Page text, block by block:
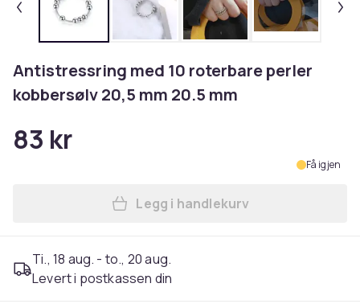
Antistressring med 10 roterbare perler
kobbersølv 20,5 mm 20.5 mm
83 kr
Få igjen
Legg Antistressring med
Legg i handlekurv
Ti., 18 aug. - to., 20 aug.
Levert i postkassen din